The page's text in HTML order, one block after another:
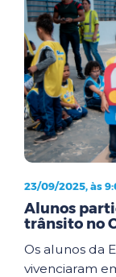
23/09/2025, às
Alunos
trânsito no
Os alunos da
vivenciaram